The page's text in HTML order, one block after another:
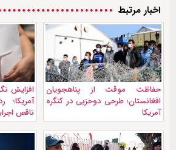
اخبار مرتبط
حفاظت موقت از پناهجویان
افغانستان؛ طرحی دوحزبی در کنگره
آمریکا
افزایش
ناقص